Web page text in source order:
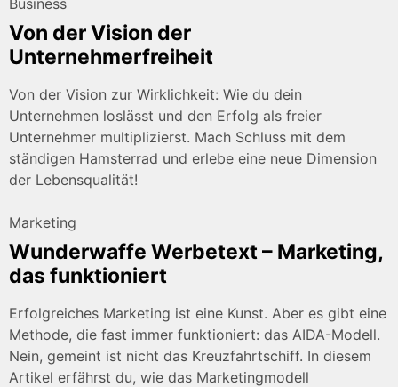
Business
Von der Vision der
Unternehmerfreiheit
Von der Vision zur Wirklichkeit: Wie du dein
Unternehmen loslässt und den Erfolg als freier
Unternehmer multiplizierst. Mach Schluss mit dem
ständigen Hamsterrad und erlebe eine neue Dimension
der Lebensqualität!
Marketing
Wunderwaffe Werbetext – Marketing,
das funktioniert
Erfolgreiches Marketing ist eine Kunst. Aber es gibt eine
Methode, die fast immer funktioniert: das AIDA-Modell.
Nein, gemeint ist nicht das Kreuzfahrtschiff. In diesem
Artikel erfährst du, wie das Marketingmodell